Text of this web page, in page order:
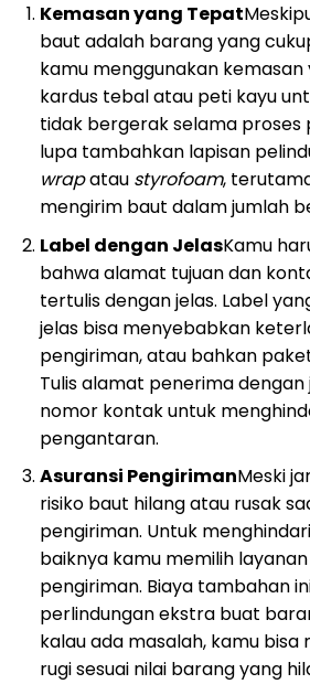
Kemasan yang Tepat
baut adalah barang yang
kamu menggunakan
kardus tebal atau peti kayu
tidak bergerak selama proses
lupa tambahkan lapisan
wrapatau styrofoam,
mengirim baut dalam jumlah
Label dengan JelasKamu
bahwa alamat tujuan dan
tertulis dengan jelas. Label
jelas bisa menyebabkan
pengiriman, atau bahkan
Tulis alamat penerima
nomor kontak untuk
pengantaran.
Asuransi PengirimanMeski
risiko baut hilang atau rusak
pengiriman. Untuk
baiknya kamu memilih
pengiriman. Biaya tambahan
perlindungan ekstra buat
kalau ada masalah, kamu
rugi sesuai nilai barang yang